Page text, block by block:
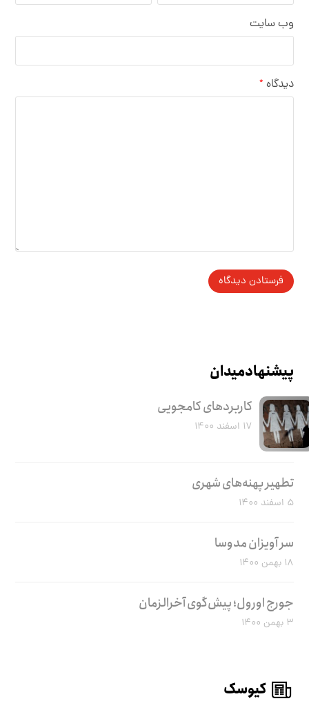
وب‌ سایت
دیدگاه *
پیشنهاد میدان
کاربرد‌های کامجویی
۱۷ اسفند ۱۴۰۰
تطهیر پهنه‌های شهری
۵ اسفند ۱۴۰۰
سر آویزان مدوسا
۱۸ بهمن ۱۴۰۰
جورج اورول؛ پیش‌گوی آخرالزمان
۳ بهمن ۱۴۰۰
کیوسک